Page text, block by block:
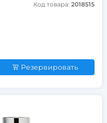
Код товара: 2018515
Резервировать